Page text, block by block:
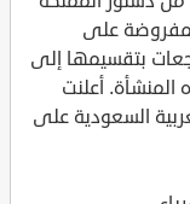
على
بتقسيمها إلى
أعلنت
السعودية على